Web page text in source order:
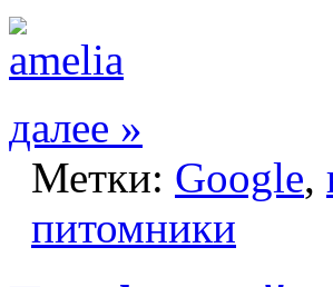
далее »
Метки: Google,
питомники